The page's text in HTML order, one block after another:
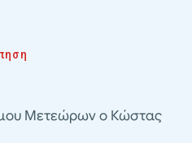
Μετεώρων ο Κώστας